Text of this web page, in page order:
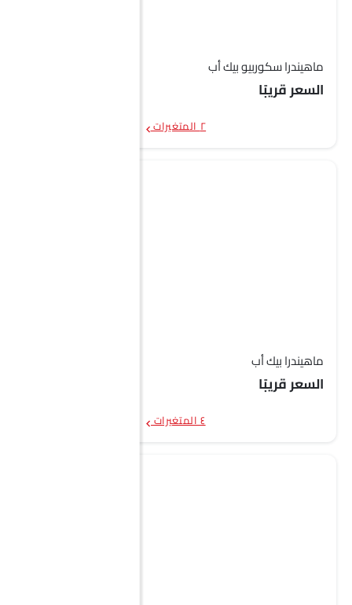
ماهيندرا سكوربيو بيك أب
السعر قريبًا
٢ المتغيرات
ماهيندرا بيك أب
السعر قريبًا
٤ المتغيرات